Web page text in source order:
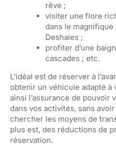
rêve ;
visiter une flore
dans le
Deshaies ;
profiter d’une
cascades ; etc.
L’idéal est de réserver à
obtenir un véhicule adapté à
ainsi l’assurance de pouvoir
dans vos activités, sans
chercher les moyens de
plus est, des réductions de
réservation.